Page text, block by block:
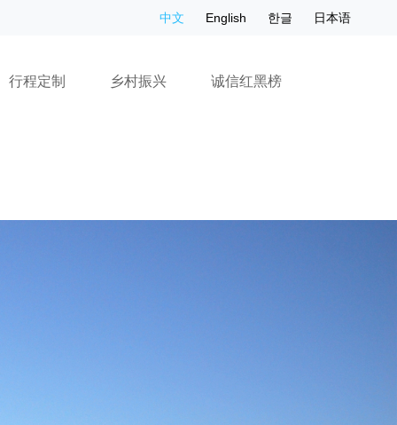
中文 English 한글 日本语
行程定制 乡村振兴 诚信红黑榜